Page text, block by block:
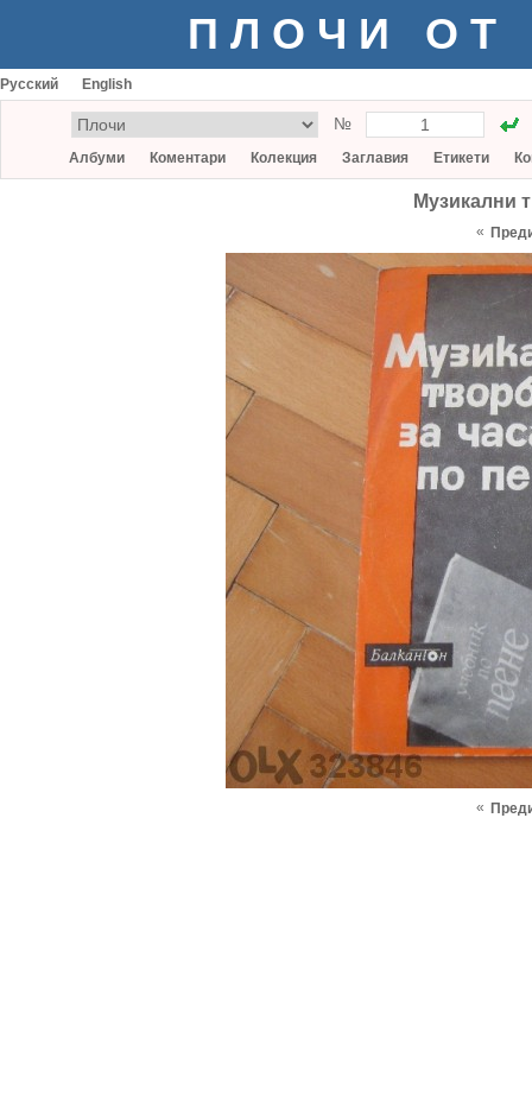
ПЛОЧИ ОТ
Русский English
№
Албуми Коментари Колекция Заглавия Етикети
Музикални
«
«